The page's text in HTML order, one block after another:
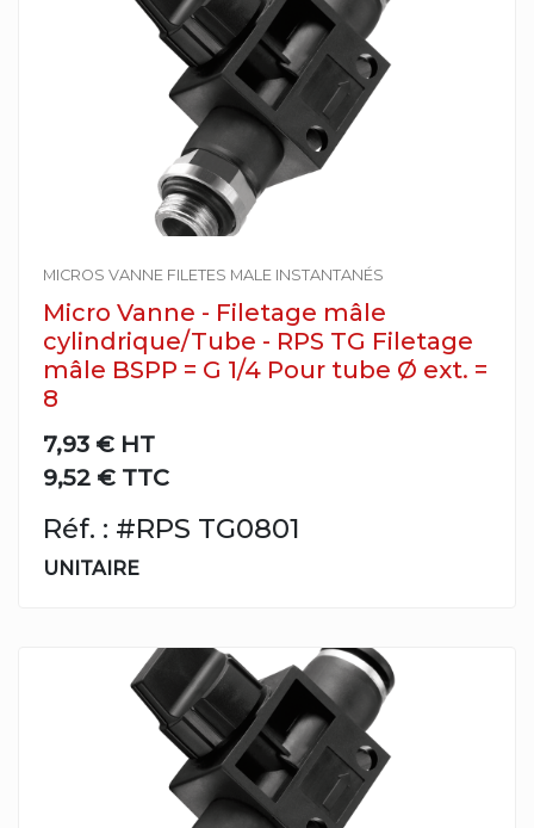
MICROS VANNE FILETES MALE INSTANTANÉS
Micro Vanne - Filetage mâle
cylindrique/Tube - RPS TG Filetage
mâle BSPP = G 1/4 Pour tube Ø ext. =
8
7,93 € HT
9,52 € TTC
Réf. : #RPS TG0801
UNITAIRE